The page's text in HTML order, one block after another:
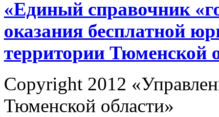
«Единый справочник
оказания бесплатной
территории Тюменской
Copyright 2012
Тюменской области»